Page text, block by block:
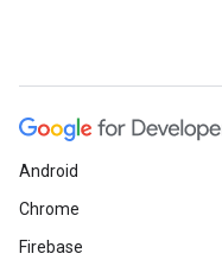
Android
Chrome
Firebase